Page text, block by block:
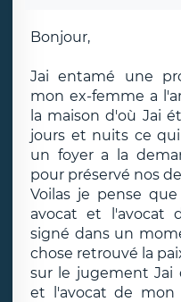
Bonjour,
Jai entamé une
mon ex-femme a
la maison d'où Jai
jours et nuits ce
un foyer a la
pour préservé nos
Voilas je pense
avocat et l'avocat
signé dans un
chose retrouvé la
sur le jugement Jai
et l'avocat de